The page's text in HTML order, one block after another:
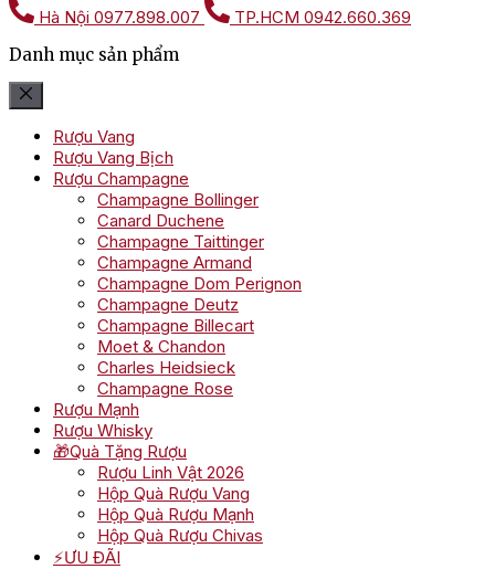
Hà Nội 0977.898.007 TP.HCM 0942.660.369
Danh mục sản phẩm
Rượu Vang
Rượu Vang Bịch
Rượu Champagne
Champagne Bollinger
Canard Duchene
Champagne Taittinger
Champagne Armand
Champagne Dom Perignon
Champagne Deutz
Champagne Billecart
Moet & Chandon
Charles Heidsieck
Champagne Rose
Rượu Mạnh
Rượu Whisky
🎁Quà Tặng Rượu
Rượu Linh Vật 2026
Hộp Quà Rượu Vang
Hộp Quà Rượu Mạnh
Hộp Quà Rượu Chivas
⚡ƯU ĐÃI